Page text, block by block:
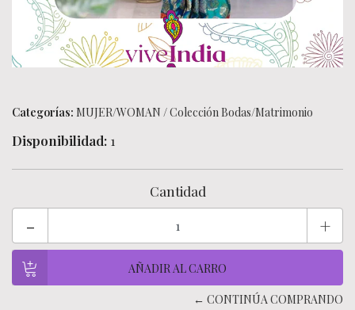
Categorías: MUJER/WOMAN /Colección Bodas/Matrimonio
Disponibilidad: 1
Cantidad
- +
← CONTINÚA COMPRANDO